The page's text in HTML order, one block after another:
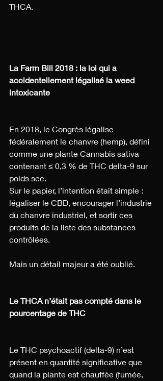
THCA.
La Farm Bill 2018 : la loi qui a
accidentellement légalisé la weed
intoxicante
En 2018, le Congrès légalise
fédéralement le chanvre (hemp), défini
comme une plante Cannabis sativa
contenant ≤ 0,3 % de THC delta-9 sur
poids sec.
Sur le papier, l’intention était simple :
légaliser le CBD, encourager l’industrie
du chanvre industriel, et sortir ces
produits de la liste des substances
contrôlées.
Mais un détail majeur a été oublié.
Le THCA n’était pas compté dans le
pourcentage de THC
Le THC psychoactif (delta-9) n’est
présent en quantité significative que
quand la plante est chauffée (fumée,